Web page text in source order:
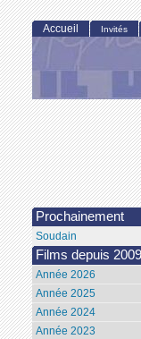
Accueil Invités
Prochainement
Soudain
Films depuis 2009
Année 2026
Année 2025
Année 2024
Année 2023